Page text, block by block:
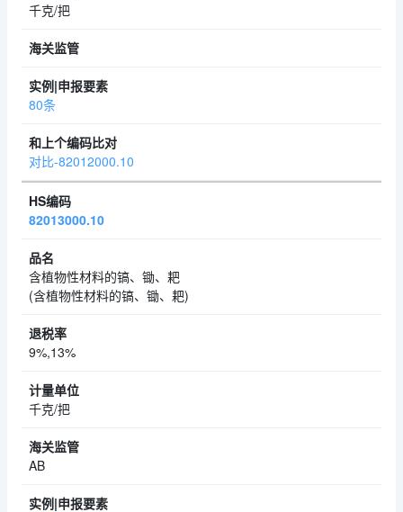
千克/把
80条
对比-82012000.10
82013000.10
含植物性材料的镐、锄、耙
(含植物性材料的镐、锄、耙)
9%,13%
千克/把
AB